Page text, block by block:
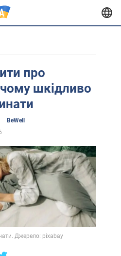
про
шкідливо
BeWell
Джерело: pixabay